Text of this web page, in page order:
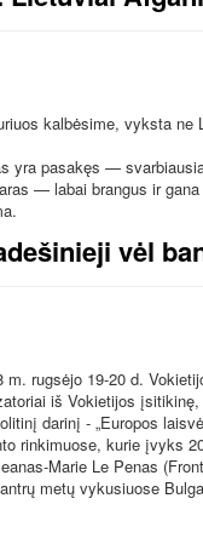
kalbėsime, vyksta ne
yra pasakęs —
— labai brangus ir
vėl
rugsėjo 19-20 d.
iš Vokietijos
darinį - „Europos
rinkimuose, kurie įvyks
Marie Le Penas
metų vykusiuose